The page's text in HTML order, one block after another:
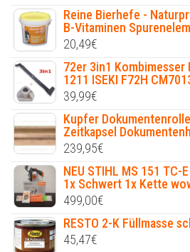
Reine Bierhefe -
B-Vitaminen
20,49€
72er 3in1 Kombimesser
1211 ISEKI F72H
39,99€
Kupfer
Zeitkapsel
239,95€
NEU STIHL MS 151
1x Schwert 1x Kette
499,00€
RESTO 2-K Füllmasse
45,47€